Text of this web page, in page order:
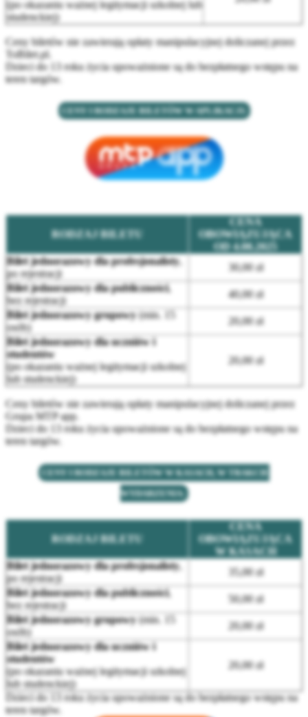
(po okazaniu ważnej legitymacji szkolnej lub
studenckiej)
Ceny biletów nie zawierają opłaty manipulacyjnej doliczanej przez
ToBilet.pl.
Dzieci do 13 roku życia upoważnione są do bezpłatnego wstępu na
teren targów.
CENY I RODZAJE BILETÓW W APLIKACJI:
RODZAJ BILETU
CENA
OBOWIĄZUJĄCA
OD 4.08.2025
Bilet jednorazowy dla profesjonalisty,
po rejestracji
30,00 zł
Bilet jednorazowy dla publiczności,
bez rejestracji
40,00 zł
Bilet jednorazowy grupowy(min. 15
osób)
20,00 zł
Bilet jednorazowy dla uczniów i
studentów
(po okazaniu ważnej legitymacji szkolnej
lub studenckiej)
20,00 zł
Ceny biletów nie zawierają opłaty manipulacyjnej doliczanej przez
Grupa MTP app.
Dzieci do 13 roku życia upoważnione są do bezpłatnego wstępu na
teren targów.
CENY I RODZAJE BILETÓW W KASACH, W TRAKCIE
WYDARZENIA:
RODZAJ BILETU
CENA
OBOWIĄZUJĄCA
W KASACH
Bilet jednorazowy dla profesjonalisty,
po rejestracji
35,00 zł
Bilet jednorazowy dla publiczności,
bez rejestracji
50,00 zł
Bilet jednorazowy grupowy(min. 15
osób)
20,00 zł
Bilet jednorazowy dla uczniów i
studentów
(po okazaniu ważnej legitymacji szkolnej
lub studenckiej)
20,00 zł
Dzieci do 13 roku życia upoważnione są do bezpłatnego wstępu na
teren targów.